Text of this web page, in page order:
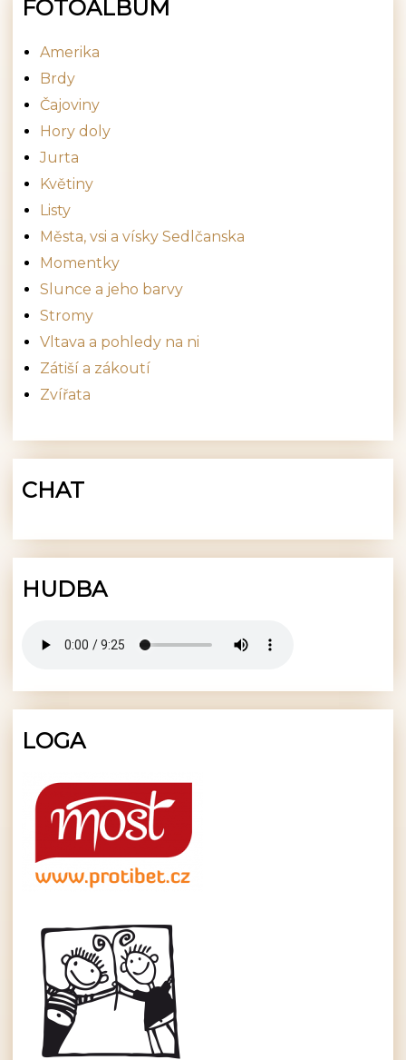
FOTOALBUM
Amerika
Brdy
Čajoviny
Hory doly
Jurta
Květiny
Listy
Města, vsi a vísky Sedlčanska
Momentky
Slunce a jeho barvy
Stromy
Vltava a pohledy na ni
Zátiší a zákoutí
Zvířata
CHAT
HUDBA
LOGA